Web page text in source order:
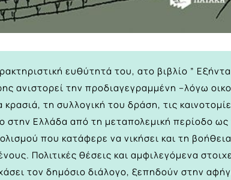
ευθύτητά του, ατο βιβλίο ”
ανιστορεί την προδιαγεγραμμένη –λόγω
κρασιά, τη συλλογική του δράση, τις
στην Ελλάδα από τη μεταπολεμική περίοδο ως
που κατάφερε να νικήσει και τη
Πολιτικές θέσεις και αμφιλεγόμενα
τον δημόσιο διάλογο, ξεπηδούν στην